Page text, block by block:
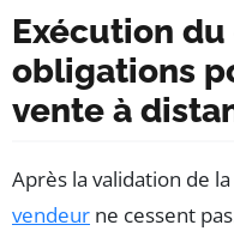
Exécution
obligations
vente à
Après la validation de
vendeur ne cessent